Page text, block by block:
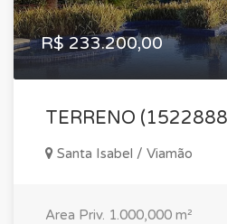
R$ 233.200,00
TERRENO
Santa Isabel / Viamão
Area Priv. 1.000,000 m²